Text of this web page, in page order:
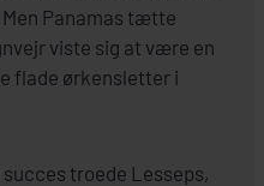
Men Panamas tætte
viste sig at være en
flade ørkensletter i
troede Lesseps,